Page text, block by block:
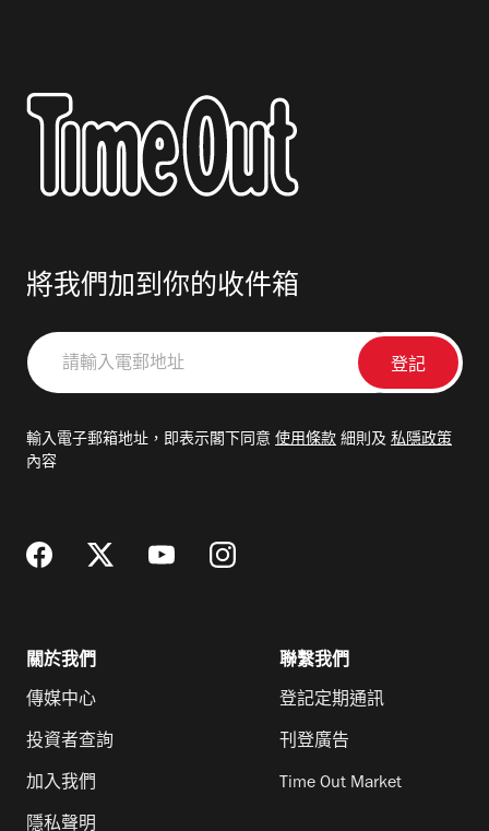
將我們加到你的收件箱
請
輸
郵
輸入電子郵箱地址，即表示閣下同意 使用條款 細則及 私隱政策
內容
關於我們
傳媒中心
投資者查詢
加入我們
隱私聲明
聯繫我們
登記定期通訊
刊登廣告
Time Out Market